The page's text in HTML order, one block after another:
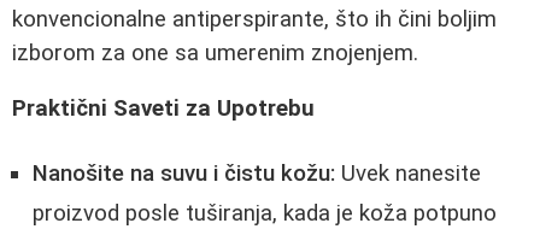
konvencionalne antiperspirante, što ih čini boljim
izborom za one sa umerenim znojenjem.
Praktični Saveti za Upotrebu
Nanošite na suvu i čistu kožu: Uvek nanesite
proizvod posle tuširanja, kada je koža potpuno